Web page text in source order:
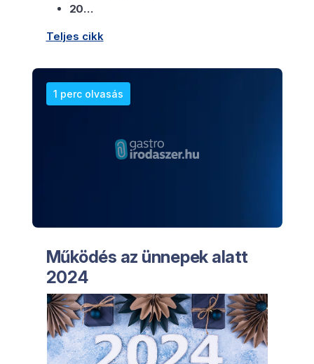
20…
Teljes cikk
1 perc olvasás
Működés az ünnepek alatt
2024